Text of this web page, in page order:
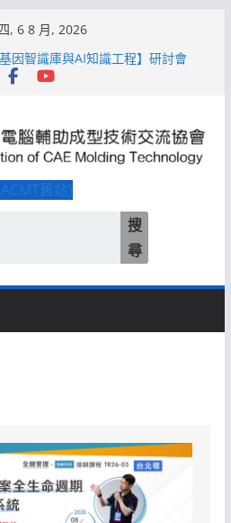
, 6 8 月, 2026
因智識庫與AI知識工程】研討會
Ｔ零量產】模具估報價：貫穿
Molding 模塑智造平台」主題館
型高品質穩定生產】研討會
舊站)
搜
尋